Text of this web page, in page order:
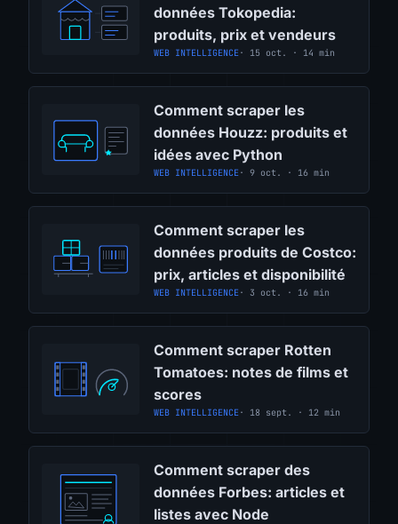
données Tokopedia:
produits, prix et vendeurs
WEB INTELLIGENCE · 15 oct. · 14 min
Comment scraper les
données Houzz: produits et
idées avec Python
WEB INTELLIGENCE · 9 oct. · 16 min
Comment scraper les
données produits de Costco:
prix, articles et disponibilité
WEB INTELLIGENCE · 3 oct. · 16 min
Comment scraper Rotten
Tomatoes: notes de films et
scores
WEB INTELLIGENCE · 18 sept. · 12 min
Comment scraper des
données Forbes: articles et
listes avec Node